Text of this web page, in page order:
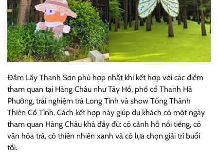
Đầm Lầy Thanh Sơn phù hợp nhất khi kết hợp với các điểm
tham quan tại Hàng Châu như Tây Hồ, phố cổ Thanh Hà
Phường, trải nghiệm trà Long Tỉnh và show Tống Thành
Thiên Cổ Tình. Cách kết hợp này giúp du khách có một ngày
tham quan Hàng Châu khá đầy đủ: có cảnh hồ nổi tiếng, có
văn hóa trà, có thiên nhiên xanh và có lựa chọn giải trí buổi
tối.